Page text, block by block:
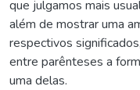
que julgamos mais
além de mostrar uma
respectivos
entre parênteses a
uma delas.